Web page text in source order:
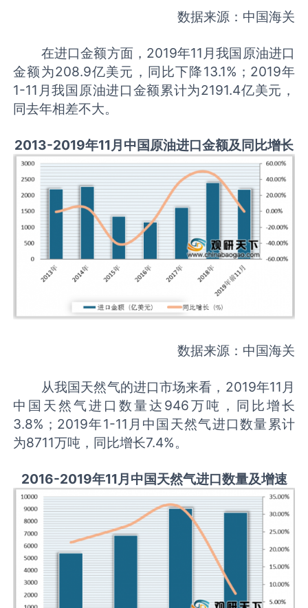
数据来源：中国海关
在进口金额方面，2019年11月我国原油进口
金额为208.9亿美元，同比下降13.1%；2019年
1-11月我国原油进口金额累计为2191.4亿美元，
同去年相差不大。
2013-2019年11月中国原油进口金额及同比增长
数据来源：中国海关
从我国天然气的进口市场来看，2019年11月
中国天然气进口数量达946万吨，同比增长
3.8%；2019年1-11月中国天然气进口数量累计
为8711万吨，同比增长7.4%。
2016-2019年11月中国天然气进口数量及增速